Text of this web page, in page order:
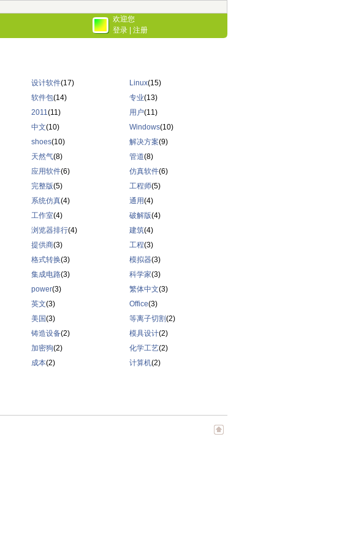
欢迎您
登录
注册
设计软件(17) Linux(15)
软件包(14) 专业(13)
2011(11) 用户(11)
中文(10) Windows(10)
shoes(10) 解决方案(9)
天然气(8) 管道(8)
应用软件(6) 仿真软件(6)
完整版(5) 工程师(5)
系统仿真(4) 通用(4)
工作室(4) 破解版(4)
浏览器排行(4) 建筑(4)
提供商(3) 工程(3)
格式转换(3) 模拟器(3)
集成电路(3) 科学家(3)
power(3) 繁体中文(3)
英文(3) Office(3)
美国(3) 等离子切割(2)
铸造设备(2) 模具设计(2)
加密狗(2) 化学工艺(2)
成本(2) 计算机(2)